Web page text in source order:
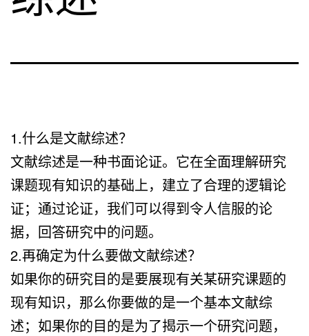
1.什么是文献综述？
文献综述是一种书面论证。它在全面理解研究
课题现有知识的基础上，建立了合理的逻辑论
证；通过论证，我们可以得到令人信服的论
据，回答研究中的问题。
2.再确定为什么要做文献综述？
如果你的研究目的是要展现有关某研究课题的
现有知识，那么你要做的是一个基本文献综
述；如果你的目的是为了揭示一个研究问题，